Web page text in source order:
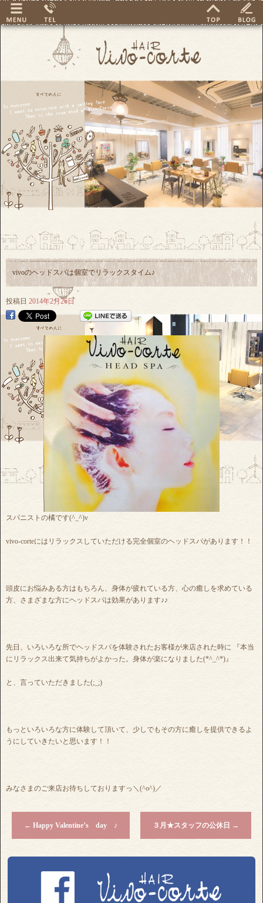
vivoのヘッドスパは個室でリラックスタイム♪
投稿日 2014年2月26日
スパニストの橘です(^_^)v
vivo-corteにはリラックスしていただける完全個室のヘッドスパがあります！！
頭皮にお悩みある方はもちろん、身体が疲れている方、心の癒しを求めている
方、さまざまな方にヘッドスパは効果があります♪♪
先日、いろいろな所でヘッドスパを体験されたお客様が来店された時に 『本当
にリラックス出来て気持ちがよかった。身体が楽になりました(*^_^*)』
と、言っていただきました(;_;)
もっといろいろな方に体験して頂いて、少しでもその方に癒しを提供できるよ
うにしていきたいと思います！！
みなさまのご来店お待ちしておりますっ＼(^o^)／
← Happy Valentine’s day ♪ ３月★スタッフの公休日 →